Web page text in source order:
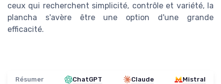
ceux qui recherchent simplicité, contrôle et variété, la
plancha s'avère être une option d'une grande
efficacité.
Résumer ChatGPT Claude Mistral